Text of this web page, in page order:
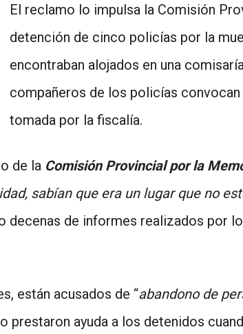
El reclamo lo impulsa la Comisión
detención de cinco policías por la
encontraban alojados en una
compañeros de los policías
tomada por la fiscalía.
de la Comisión Provincial por la
sabían que era un lugar que no
decenas de informes realizados por
están acusados de “abandono de
prestaron ayuda a los detenidos